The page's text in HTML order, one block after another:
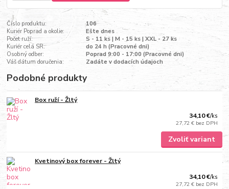
Číslo produktu:
106
Kuriér Poprad a okolie:
Ešte dnes
Počet ruží:
S - 11 ks | M - 15 ks | XXL - 27 ks
Kuriér celá SR:
do 24 h (Pracovné dni)
Osobný odber:
Poprad 9:00 - 17:00 (Pracovné dni)
Váš dátum doručenia:
Zadáte v dodacích údajoch
Podobné produkty
Box ruží - Žltý
34,10 €/ks
27,72 € bez DPH
Zvoliť variant
Kvetinový box forever - Žltý
34,10 €/ks
27,72 € bez DPH